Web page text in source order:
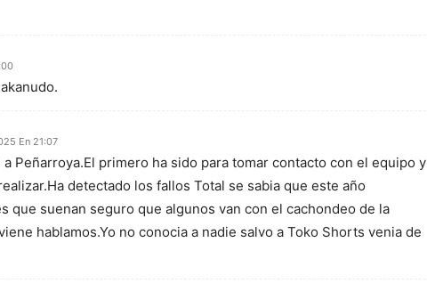
En 21:07
a Peñarroya.El primero ha sido para tomar contacto con el equipo y
detectado los fallos Total se sabia que este año
que suenan seguro que algunos van con el cachondeo de la
hablamos.Yo no conocia a nadie salvo a Toko Shorts venia de